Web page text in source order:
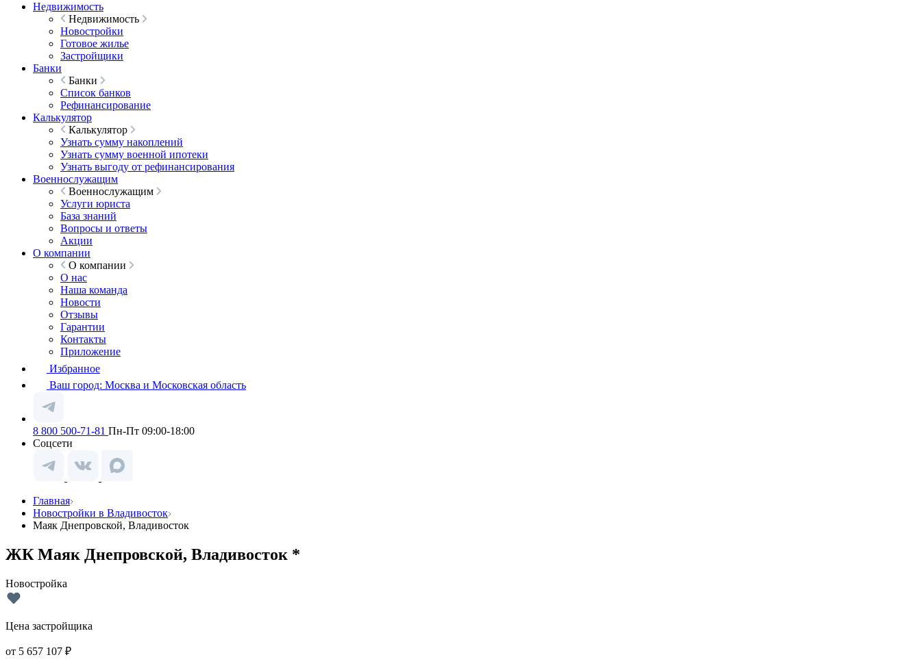
Недвижимость
Недвижимость
Новостройки
Готовое жилье
Застройщики
Банки
Банки
Список банков
Рефинансирование
Калькулятор
Калькулятор
Узнать сумму накоплений
Узнать сумму военной ипотеки
Узнать выгоду от рефинансирования
Военнослужащим
Военнослужащим
Услуги юриста
База знаний
Вопросы и ответы
Акции
О компании
О компании
О нас
Наша команда
Новости
Отзывы
Гарантии
Контакты
Приложение
Избранное
Ваш город: Москва и Московская область
8 800 500-71-81 Пн-Пт 09:00-18:00
Соцсети
Главная
Новостройки в Владивосток
Маяк Днепровской, Владивосток
ЖК Маяк Днепровской, Владивосток *
Новостройка
Цена застройщика
от 5 657 107 ₽